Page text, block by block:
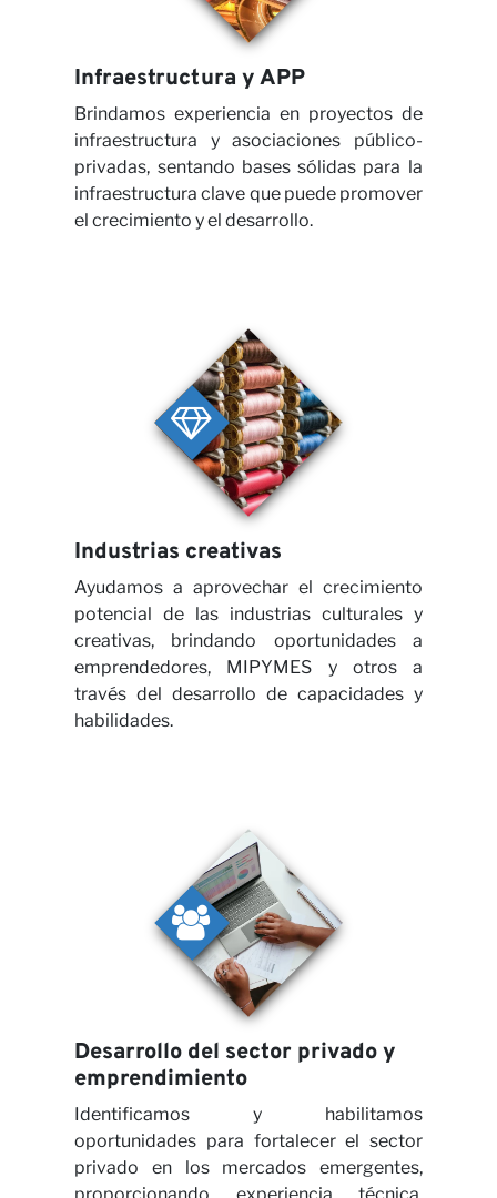
con
Infraestructura y APP
Brindamos experiencia en proyectos de
infraestructura y asociaciones público-
privadas, sentando bases sólidas para la
infraestructura clave que puede promover
el crecimiento y el desarrollo.
Industrias creativas
Ayudamos a aprovechar el crecimiento
potencial de las industrias culturales y
creativas, brindando oportunidades a
emprendedores, MIPYMES y otros a
través del desarrollo de capacidades y
habilidades.
Desarrollo del sector privado y
emprendimiento
Identificamos y habilitamos
oportunidades para fortalecer el sector
privado en los mercados emergentes,